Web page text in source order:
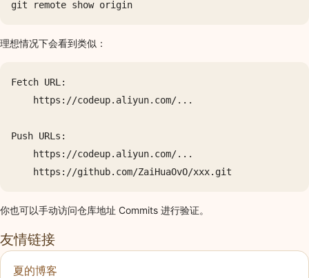
理想情况下会看到类似：
Fetch URL:
    https://codeup.aliyun.com/...
Push URLs:
    https://codeup.aliyun.com/...
你也可以手动访问仓库地址 Commits 进行验证。
友情链接
夏的博客